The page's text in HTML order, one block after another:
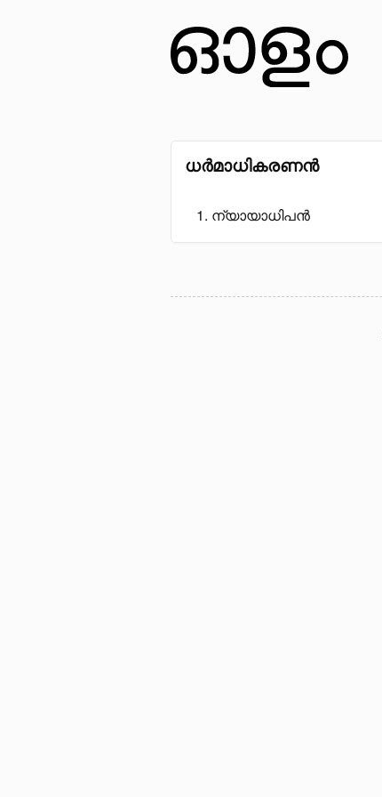
ധർമാധികരണൻ
ന്യായാധിപൻ